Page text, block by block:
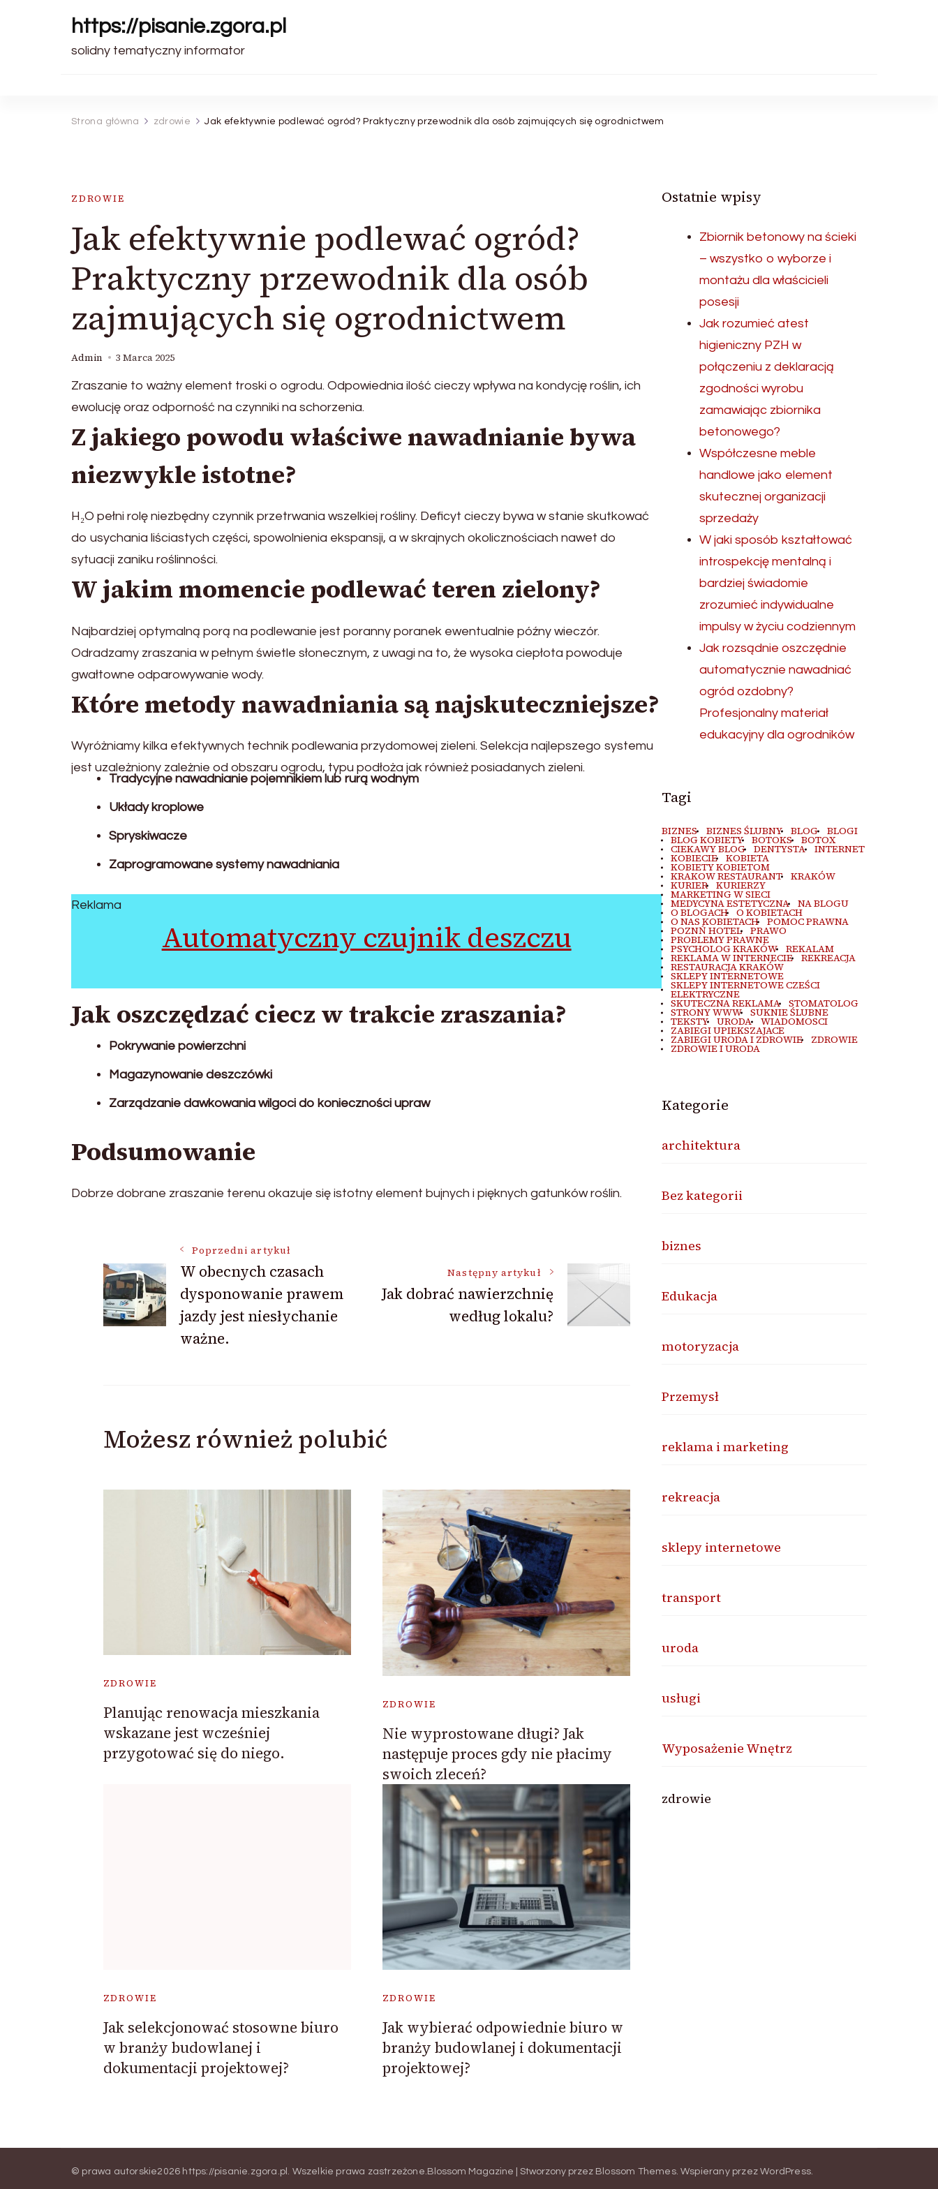
https://pisanie.zgora.pl
solidny tematyczny informator
Strona główna zdrowie Jak efektywnie podlewać ogród? Praktyczny przewodnik dla osób zajmujących się ogrodnictwem
ZDROWIE
Jak efektywnie podlewać ogród?
Praktyczny przewodnik dla osób
zajmujących się ogrodnictwem
Admin 3 Marca 2025
Zraszanie to ważny element troski o ogrodu. Odpowiednia ilość cieczy wpływa na kondycję roślin, ich
ewolucję oraz odporność na czynniki na schorzenia.
Z jakiego powodu właściwe nawadnianie bywa
niezwykle istotne?
H₂O pełni rolę niezbędny czynnik przetrwania wszelkiej rośliny. Deficyt cieczy bywa w stanie skutkować
do usychania liściastych części, spowolnienia ekspansji, a w skrajnych okolicznościach nawet do
sytuacji zaniku roślinności.
W jakim momencie podlewać teren zielony?
Najbardziej optymalną porą na podlewanie jest poranny poranek ewentualnie późny wieczór.
Odradzamy zraszania w pełnym świetle słonecznym, z uwagi na to, że wysoka ciepłota powoduje
gwałtowne odparowywanie wody.
Które metody nawadniania są najskuteczniejsze?
Wyróżniamy kilka efektywnych technik podlewania przydomowej zieleni. Selekcja najlepszego systemu
jest uzależniony zależnie od obszaru ogrodu, typu podłoża jak również posiadanych zieleni.
Tradycyjne nawadnianie pojemnikiem lub rurą wodnym
Układy kroplowe
Spryskiwacze
Zaprogramowane systemy nawadniania
Reklama
Automatyczny czujnik deszczu
Jak oszczędzać ciecz w trakcie zraszania?
Pokrywanie powierzchni
Magazynowanie deszczówki
Zarządzanie dawkowania wilgoci do konieczności upraw
Podsumowanie
Dobrze dobrane zraszanie terenu okazuje się istotny element bujnych i pięknych gatunków roślin.
Nawigacja
wpisu
Poprzedni artykuł
W obecnych czasach
dysponowanie prawem
jazdy jest niesłychanie
ważne.
Następny artykuł
Jak dobrać nawierzchnię
według lokalu?
Możesz również polubić
ZDROWIE
Planując renowacja mieszkania
wskazane jest wcześniej
przygotować się do niego.
ZDROWIE
Nie wyprostowane długi? Jak
następuje proces gdy nie płacimy
swoich zleceń?
ZDROWIE
Jak selekcjonować stosowne biuro
w branży budowlanej i
dokumentacji projektowej?
ZDROWIE
Jak wybierać odpowiednie biuro w
branży budowlanej i dokumentacji
projektowej?
Ostatnie wpisy
Zbiornik betonowy na ścieki
– wszystko o wyborze i
montażu dla właścicieli
posesji
Jak rozumieć atest
higieniczny PZH w
połączeniu z deklaracją
zgodności wyrobu
zamawiając zbiornika
betonowego?
Współczesne meble
handlowe jako element
skutecznej organizacji
sprzedaży
W jaki sposób kształtować
introspekcję mentalną i
bardziej świadomie
zrozumieć indywidualne
impulsy w życiu codziennym
Jak rozsądnie oszczędnie
automatycznie nawadniać
ogród ozdobny?
Profesjonalny materiał
edukacyjny dla ogrodników
Tagi
BIZNES BIZNES ŚLUBNY BLOG BLOGI
BLOG KOBIETY BOTOKS BOTOX
CIEKAWY BLOG DENTYSTA INTERNET
KOBIECIE KOBIETA
KOBIETY KOBIETOM
KRAKOW RESTAURANT KRAKÓW
KURIER KURIERZY
MARKETING W SIECI
MEDYCYNA ESTETYCZNA NA BLOGU
O BLOGACH O KOBIETACH
O NAS KOBIETACH POMOC PRAWNA
POZNŃ HOTEL PRAWO
PROBLEMY PRAWNE
PSYCHOLOG KRAKÓW REKALAM
REKLAMA W INTERNECIE REKREACJA
RESTAURACJA KRAKÓW
SKLEPY INTERNETOWE
SKLEPY INTERNETOWE CZEŚCI
ELEKTRYCZNE
SKUTECZNA REKLAMA STOMATOLOG
STRONY WWW SUKNIE ŚLUBNE
TEKSTY URODA WIADOMOSCI
ZABIEGI UPIEKSZAJACE
ZABIEGI URODA I ZDROWIE ZDROWIE
ZDROWIE I URODA
Kategorie
architektura
Bez kategorii
biznes
Edukacja
motoryzacja
Przemysł
reklama i marketing
rekreacja
sklepy internetowe
transport
uroda
usługi
Wyposażenie Wnętrz
zdrowie
© prawa autorskie2026 https://pisanie.zgora.pl . Wszelkie prawa zastrzeżone. Blossom Magazine | Stworzony przez Blossom Themes. Wspierany przezWordPress.